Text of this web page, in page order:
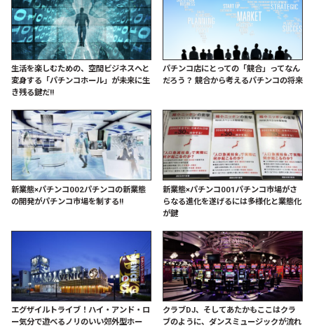
生活を楽しむための、空間ビジネスへと
変身する「パチンコホール」が未来に生
き残る鍵だ!!
パチンコ店にとっての「競合」ってなん
だろう？ 競合から考えるパチンコの将来
新業態×パチンコ002パチンコの新業態
の開発がパチンコ市場を制する!!
新業態×パチンコ001パチンコ市場がさ
らなる進化を遂げるには多様化と業態化
が鍵
エグザイルトライブ！ハイ・アンド・ロ
ー気分で遊べるノリのいい郊外型ホー
クラブDJ、そしてあたかもここはクラ
ブのように、ダンスミュージックが流れ